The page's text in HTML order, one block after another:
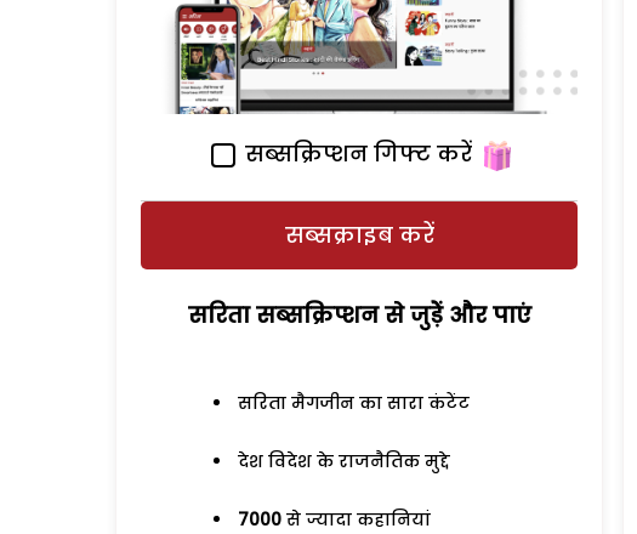
सब्सक्रिप्शन गिफ्ट करें
सब्सक्राइब करें
सरिता सब्सक्रिप्शन से जुड़ेें और पाएं
सरिता मैगजीन का सारा कंटेंट
देश विदेश के राजनैतिक मुद्दे
7000 से ज्यादा कहानियां